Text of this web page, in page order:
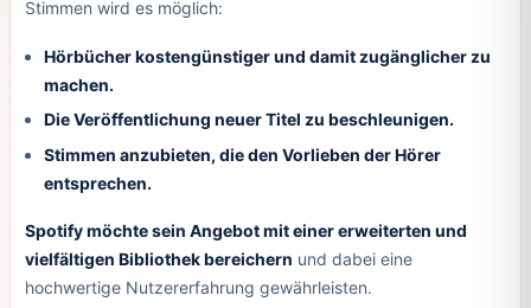
Stimmen wird es möglich:
Hörbücher kostengünstiger und damit zugänglicher zu
machen.
Die Veröffentlichung neuer Titel zu beschleunigen.
Stimmen anzubieten, die den Vorlieben der Hörer
entsprechen.
Spotify möchte sein Angebot mit einer erweiterten und
vielfältigen Bibliothek bereichern und dabei eine
hochwertige Nutzererfahrung gewährleisten.